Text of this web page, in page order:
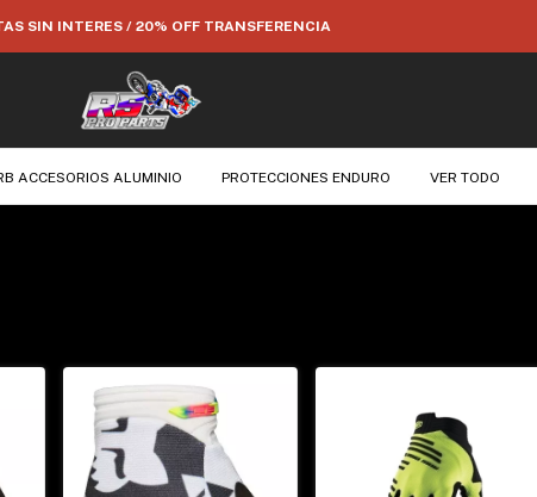
SIN INTERES / 20% OFF TRANSFERENCIA
ACCESORIOS ALUMINIO PROTECCIONES ENDURO VER TODO